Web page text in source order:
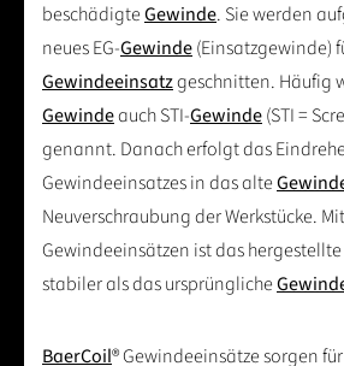
beschädigteGewinde. Sie werden
neues EG-Gewinde(Einsatzgewinde)
Gewindeeinsatzgeschnitten. Häufig
Gewindeauch STI-Gewinde(STI =
genannt. Danach erfolgt das
Gewindeeinsatzes in das alte
Neuverschraubung der Werkstücke. Mit
Gewindeeinsätzen ist das hergestellte
stabiler als das ursprüngliche
BaerCoil® Gewindeeinsätze sorgen